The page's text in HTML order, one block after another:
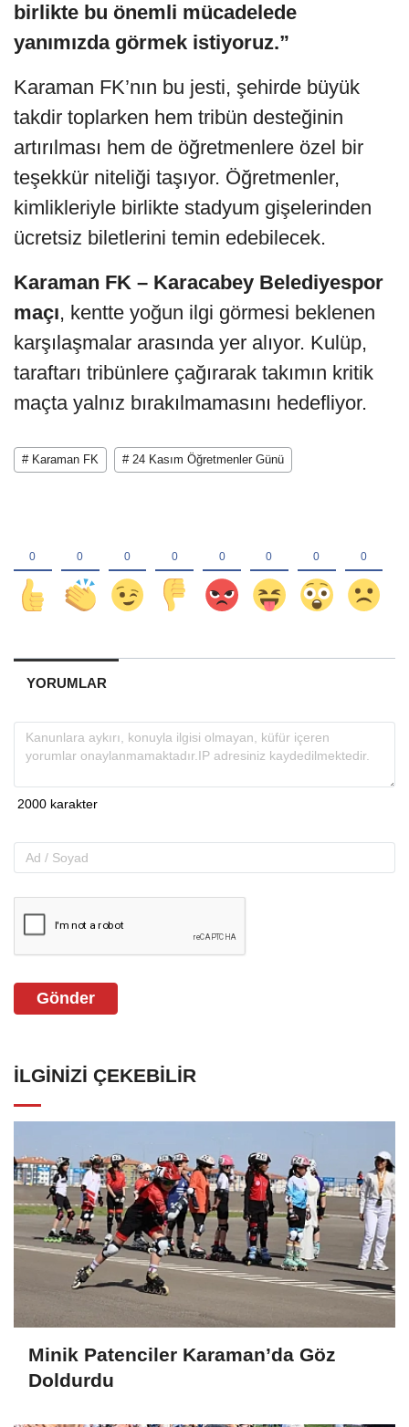
birlikte bu önemli mücadelede
yanımızda görmek istiyoruz.”
Karaman FK’nın bu jesti, şehirde büyük
takdir toplarken hem tribün desteğinin
artırılması hem de öğretmenlere özel bir
teşekkür niteliği taşıyor. Öğretmenler,
kimlikleriyle birlikte stadyum gişelerinden
ücretsiz biletlerini temin edebilecek.
Karaman FK – Karacabey Belediyespor
maçı, kentte yoğun ilgi görmesi beklenen
karşılaşmalar arasında yer alıyor. Kulüp,
taraftarı tribünlere çağırarak takımın kritik
maçta yalnız bırakılmamasını hedefliyor.
# Karaman FK # 24 Kasım Öğretmenler Günü
YORUMLAR
Gönder
İLGINIZI ÇEKEBILIR
Minik Patenciler Karaman’da Göz
Doldurdu